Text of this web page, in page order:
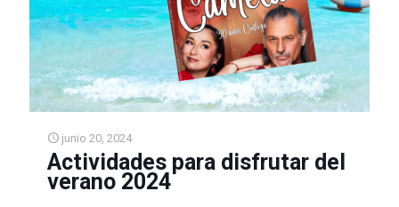
junio 20, 2024
Actividades para disfrutar del
verano 2024